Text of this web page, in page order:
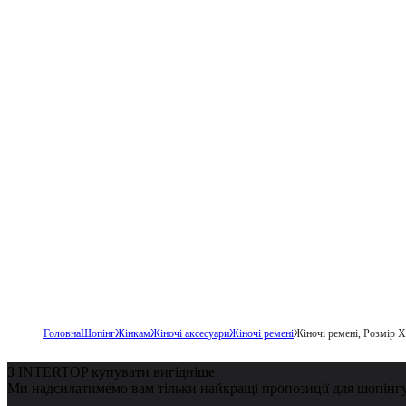
ГоловнаШопінгЖінкамЖіночі аксесуариЖіночі ременіЖіночі ремені, Розмір
З INTERTOP купувати вигідніше
Ми надсилатимемо вам тільки найкращі пропозиції для